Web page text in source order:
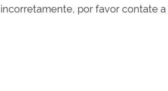
incorretamente, por favor contate a